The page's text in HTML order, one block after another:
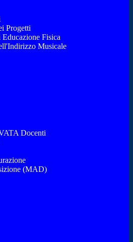
Progetti
Fisica
Musicale
Docenti
(MAD)